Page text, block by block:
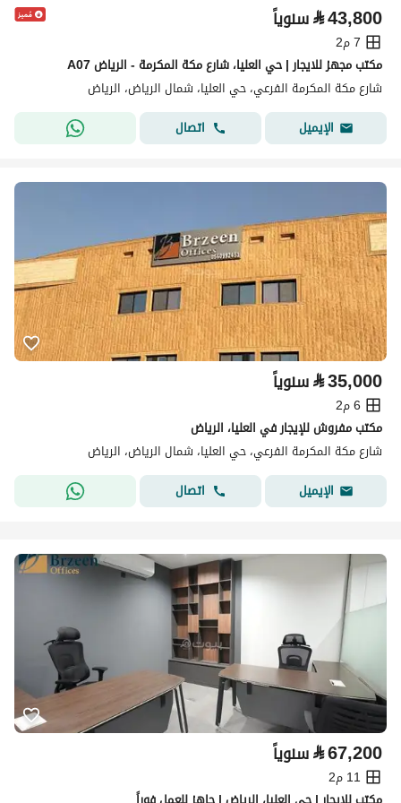
⃁43,800 سنوياً
7 م2
مكتب مجهز للايجار | حي العليا، شارع مكة المكرمة - الرياض A07
شارع مكة المكرمة الفرعي، حي العليا، شمال الرياض، الرياض
الإيميل
اتصال
⃁35,000 سنوياً
6 م2
مكتب مفروش للإيجار في العليا، الرياض
شارع مكة المكرمة الفرعي، حي العليا، شمال الرياض، الرياض
الإيميل
اتصال
⃁67,200 سنوياً
11 م2